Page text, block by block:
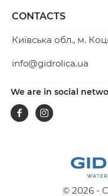
CONTACTS
Київська обл., м.
info@gidrolica.ua
We are in social
FacebookInstagram
© 2026 -